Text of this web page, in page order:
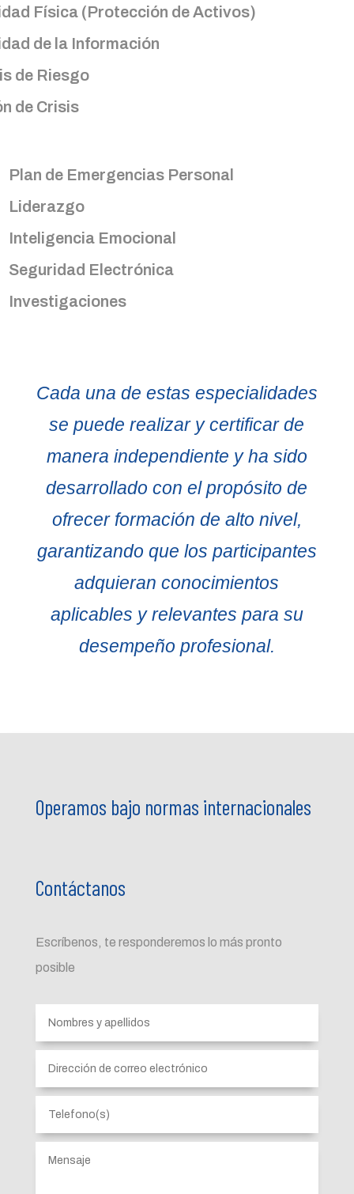
Física (Protección de Activos)
de la Información
de Riesgo
de Crisis
Plan de Emergencias Personal
Liderazgo
Inteligencia Emocional
Seguridad Electrónica
Investigaciones
Cada una de estas especialidades
se puede realizar y certificar de
manera independiente y ha sido
desarrollado con el propósito de
ofrecer formación de alto nivel,
garantizando que los participantes
adquieran conocimientos
aplicables y relevantes para su
desempeño profesional.
Operamos bajo normas internacionales
Contáctanos
Escríbenos, te responderemos lo más pronto
posible